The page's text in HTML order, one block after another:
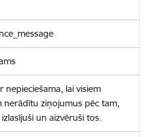
nepieciešama, lai visiem
nerādītu ziņojumus pēc tam,
un aizvēruši tos.